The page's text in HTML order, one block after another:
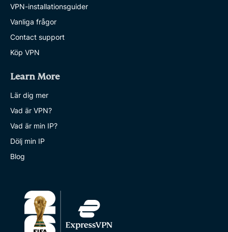
VPN-installationsguider
Vanliga frågor
Contact support
Köp VPN
Learn More
Lär dig mer
Vad är VPN?
Vad är min IP?
Dölj min IP
Blog